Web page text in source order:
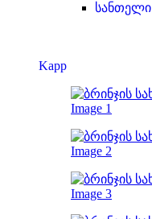
სანთელი
Kapp